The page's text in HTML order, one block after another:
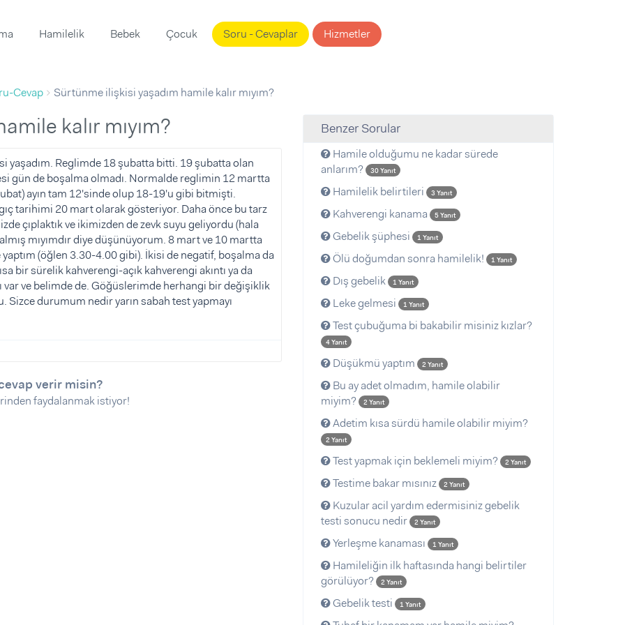
Hamilelik Bebek Çocuk Soru - Cevaplar Hizmetler
Cevap Sürtünme ilişkisi yaşadım hamile kalır mıyım?
kalır mıyım?
Reglimde 18 şubatta bitti. 19 şubatta olan
gün de boşalma olmadı. Normalde reglimin 12 martta
ayın tam 12'sinde olup 18-19'u gibi bitmişti.
tarihimi 20 mart olarak gösteriyor. Daha önce bu tarz
çıplaktık ve ikimizden de zevk suyu geliyordu (hala
mıyımdır diye düşünüyorum. 8 mart ve 10 martta
(öğlen 3.30-4.00 gibi). İkisi de negatif, boşalma da
bir sürelik kahverengi-açık kahverengi akıntı ya da
var ve belimde de. Göğüslerimde herhangi bir değişiklik
Sizce durumum nedir yarın sabah test yapmayı
verir misin?
faydalanmak istiyor!
Benzer Sorular
Hamile olduğumu ne kadar sürede
anlarım?
30 Yanıt
Hamilelik belirtileri 3 Yanıt
Kahverengi kanama 5 Yanıt
Gebelik şüphesi 1 Yanıt
Ölü doğumdan sonra hamilelik! 1 Yanıt
Dış gebelik 1 Yanıt
Leke gelmesi 1 Yanıt
Test çubuğuma bi bakabilir misiniz kızlar?
4 Yanıt
Düşükmü yaptım 2 Yanıt
Bu ay adet olmadım, hamile olabilir
miyim?
2 Yanıt
Adetim kısa sürdü hamile olabilir miyim?
2 Yanıt
Test yapmak için beklemeli miyim? 2 Yanıt
Testime bakar mısınız 2 Yanıt
Kuzular acil yardım edermisiniz gebelik
testi sonucu nedir
2 Yanıt
Yerleşme kanaması 1 Yanıt
Hamileliğin ilk haftasında hangi belirtiler
görülüyor?
2 Yanıt
Gebelik testi 1 Yanıt